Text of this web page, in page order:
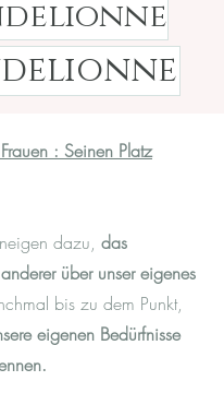
: Seinen Platz
dazu, das
über unser eigenes
bis zu dem Punkt,
eigenen Bedürfnisse